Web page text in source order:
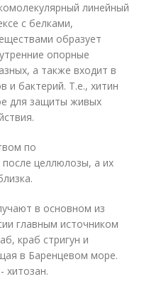
линейный
с белками,
образует
опорные
а также входит в
и бактерий. Т.е., хитин
для защиты живых
по
целлюлозы, а их
в основном из
главным источником
краб стригун и
в Баренцевом море.
хитозан.